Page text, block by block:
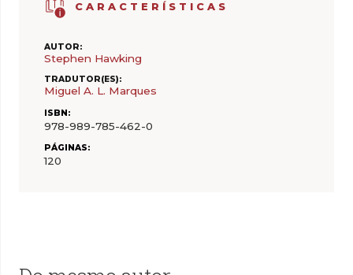
CARACTERÍSTICAS
AUTOR:
Stephen Hawking
TRADUTOR(ES):
Miguel A. L. Marques
ISBN:
978-989-785-462-0
PÁGINAS:
120